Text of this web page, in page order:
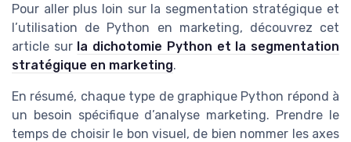
Pour aller plus loin sur la segmentation stratégique et
l’utilisation de Python en marketing, découvrez cet
article sur la dichotomie Python et la segmentation
stratégique en marketing.
En résumé, chaque type de graphique Python répond à
un besoin spécifique d’analyse marketing. Prendre le
temps de choisir le bon visuel, de bien nommer les axes